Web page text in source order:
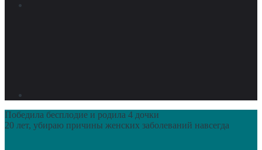
Победила бесплодие и родила 4 дочки
20 лет, убираю причины женских заболеваний навсегда